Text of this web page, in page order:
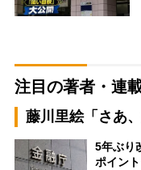
注目の著者・連
藤川里絵「さあ
5年ぶり
ポイン